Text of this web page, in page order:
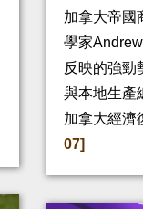
加拿大帝國
學家
反映的強勁
與本地生產
加拿大經濟
07]